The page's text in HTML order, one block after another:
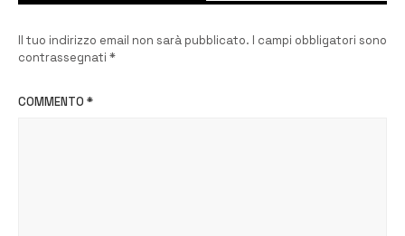
Il tuo indirizzo email non sarà pubblicato. I campi obbligatori sono
contrassegnati *
COMMENTO *